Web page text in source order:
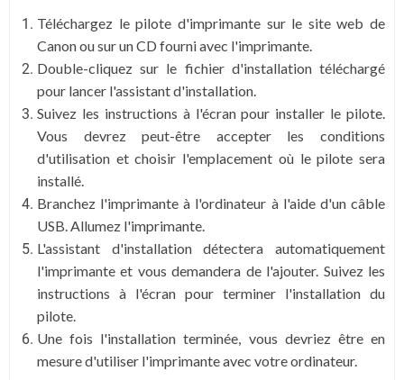
Téléchargez le pilote d'imprimante sur le site web de
Canon ou sur un CD fourni avec l'imprimante.
Double-cliquez sur le fichier d'installation téléchargé
pour lancer l'assistant d'installation.
Suivez les instructions à l'écran pour installer le pilote.
Vous devrez peut-être accepter les conditions
d'utilisation et choisir l'emplacement où le pilote sera
installé.
Branchez l'imprimante à l'ordinateur à l'aide d'un câble
USB. Allumez l'imprimante.
L'assistant d'installation détectera automatiquement
l'imprimante et vous demandera de l'ajouter. Suivez les
instructions à l'écran pour terminer l'installation du
pilote.
Une fois l'installation terminée, vous devriez être en
mesure d'utiliser l'imprimante avec votre ordinateur.